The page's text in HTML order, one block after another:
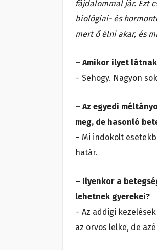
fájdalommal jár. Ezt
biológiai- és
mert ő élni akar, és
– Amikor ilyet
– Sehogy. Nagyon
– Az egyedi
meg, de hasonló
– Mi indokolt
határ.
– Ilyenkor a
lehetnek gyerekei?
– Az addigi
az orvos lelke, de